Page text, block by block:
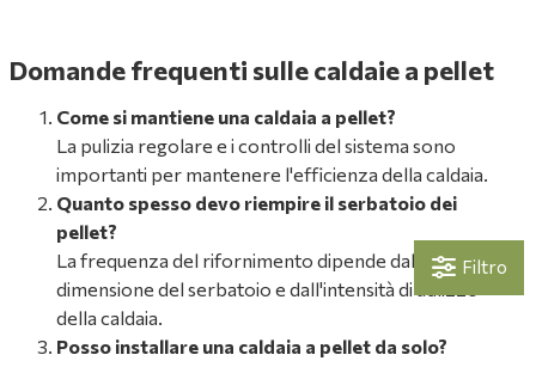
Filtro
Domande frequenti sulle caldaie a pellet
Come si mantiene una caldaia a pellet?
La pulizia regolare e i controlli del sistema sono
importanti per mantenere l'efficienza della caldaia.
Quanto spesso devo riempire il serbatoio dei
pellet?
La frequenza del rifornimento dipende dalla
dimensione del serbatoio e dall'intensità di utilizzo
della caldaia.
Posso installare una caldaia a pellet da solo?